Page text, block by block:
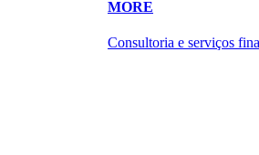
MORE
Consultoria e serviços